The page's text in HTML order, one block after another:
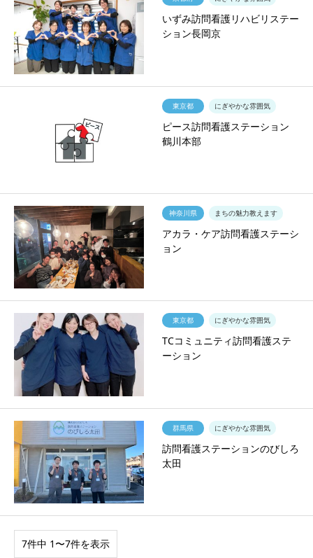
いずみ訪問看護リハビリステー
ション長岡京
東京都 にぎやかな雰囲気
ピース訪問看護ステーション
鶴川本部
神奈川県 まちの魅力教えます
アカラ・ケア訪問看護ステーシ
ョン
東京都 にぎやかな雰囲気
TCコミュニティ訪問看護ステ
ーション
群馬県 にぎやかな雰囲気
訪問看護ステーションのびしろ
太田
7件中 1〜7件を表示